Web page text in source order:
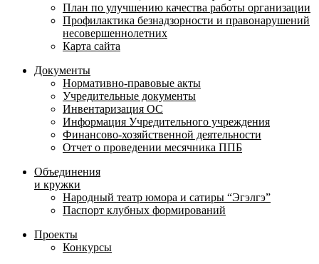
План по улучшению качества работы организации
Профилактика безнадзорности и правонарушений
несовершеннолетних
Карта сайта
Документы
Нормативно-правовые акты
Учредительные документы
Инвентаризация ОС
Информация Учредительного учреждения
Финансово-хозяйственной деятельности
Отчет о проведении месячника ППБ
Объединения
и кружки
Народный театр юмора и сатиры “Эгэлгэ”
Паспорт клубных формирований
Проекты
Конкурсы